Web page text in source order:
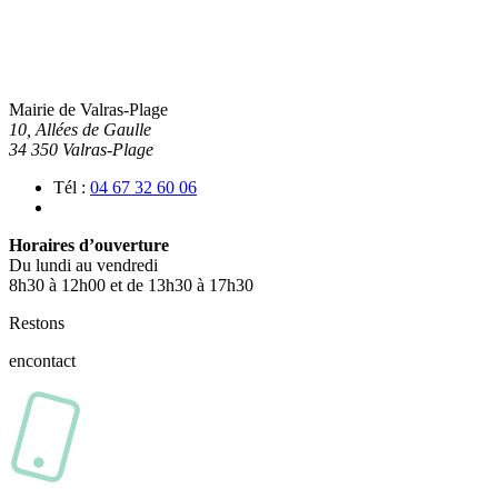
Mairie de Valras-Plage
10, Allées de Gaulle
34 350 Valras-Plage
Tél : 04 67 32 60 06
Horaires d’ouverture
Du lundi au vendredi
8h30 à 12h00 et de 13h30 à 17h30
Restons
encontact